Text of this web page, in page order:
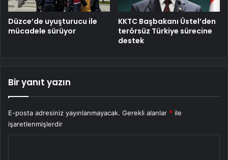
Düzce’de uyuşturucu ile
mücadele sürüyor
KKTC Başbakanı Üstel’den
terörsüz Türkiye sürecine
destek
Bir yanıt yazın
E-posta adresiniz yayınlanmayacak. Gerekli alanlar * ile
işaretlenmişlerdir